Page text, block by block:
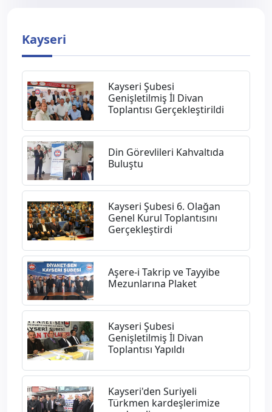
Kayseri
Kayseri Şubesi
Genişletilmiş İl Divan
Toplantısı Gerçekleştirildi
Din Görevlileri Kahvaltıda
Buluştu
Kayseri Şubesi 6. Olağan
Genel Kurul Toplantısını
Gerçekleştirdi
Aşere-i Takrip ve Tayyibe
Mezunlarına Plaket
​Kayseri Şubesi
Genişletilmiş İl Divan
Toplantısı Yapıldı
Kayseri'den Suriyeli
Türkmen kardeşlerimize